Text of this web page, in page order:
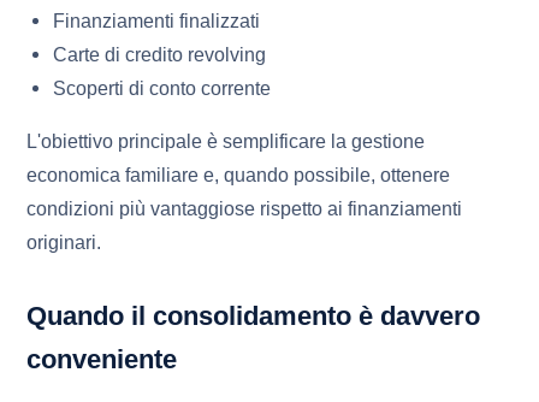
Finanziamenti finalizzati
Carte di credito revolving
Scoperti di conto corrente
L'obiettivo principale è semplificare la gestione
economica familiare e, quando possibile, ottenere
condizioni più vantaggiose rispetto ai finanziamenti
originari.
Quando il consolidamento è davvero
conveniente